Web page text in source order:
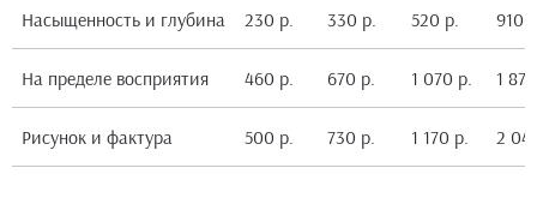
Насыщенность и глубина 230 р. 330 р. 520 р. 910
На пределе восприятия 460 р. 670 р. 1 070 р. 1
Рисунок и фактура 500 р. 730 р. 1 170 р. 2